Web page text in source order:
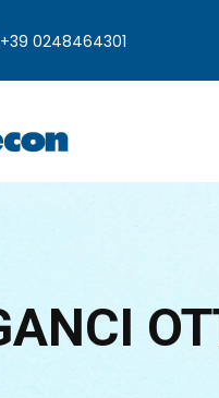
+39 0248464301
GANCI